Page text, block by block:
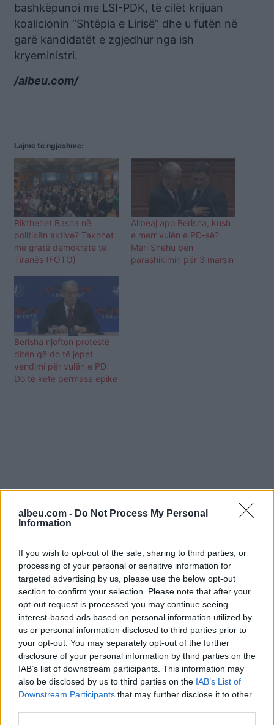
albeu.com - Do Not Process My Personal
Information
If you wish to opt-out of the sale, sharing to third parties, or
processing of your personal or sensitive information for
targeted advertising by us, please use the below opt-out
section to confirm your selection. Please note that after your
opt-out request is processed you may continue seeing
interest-based ads based on personal information utilized by
us or personal information disclosed to third parties prior to
your opt-out. You may separately opt-out of the further
disclosure of your personal information by third parties on the
IAB’s list of downstream participants. This information may
also be disclosed by us to third parties on the IAB’s List of
Downstream Participants that may further disclose it to other
bashkëpunoi me LSI-PDK, të cilët krijuan
koalicionin “Shtëpia e Lirisë” dhe u futën në
garë kandidatët e zgjedhur nga ish
kryeministri.
/albeu.com/
Lajme të ngjashme:
Rikthehet Basha në
politikën aktive? Takohet
me gratë demokrate të
Tiranës (FOTO)
Alibeaj apo Berisha, kush
e merr vulën e PD-së?
Meri Shehu bën
parashikimin për 3 marsin
Berisha njofton protestë
ditën që do të jepet
vendimi për vulën e PD:
Do të ketë përmasa epike
Shtuarmë14.02.2023 16:49
Tags:
Berisha shpall protestën e radhës
Sali
Berisha